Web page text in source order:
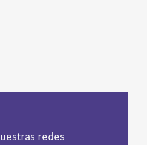
redes